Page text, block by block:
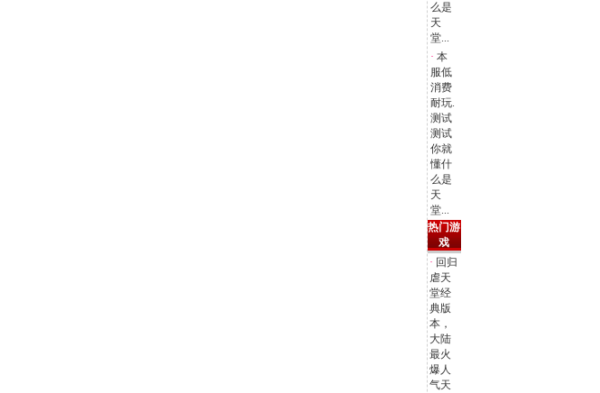
么是
天
堂...
· 本
服低
消费
耐玩.
测试
测试
你就
懂什
么是
天
堂...
热门游
戏
· 回归
虐天
堂经
典版
本，
大陆
最火
爆人
气天